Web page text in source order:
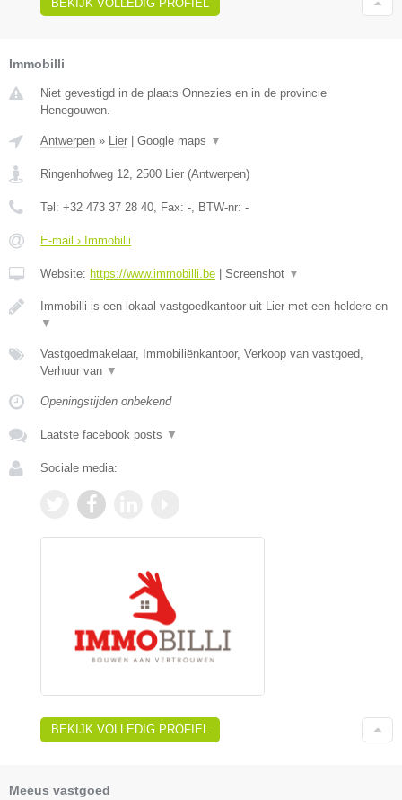
BEKIJK VOLLEDIG PROFIEL
Immobilli
Niet gevestigd in de plaats Onnezies en in de provincie
Henegouwen.
Antwerpen » Lier Google maps ▼
Ringenhofweg 12, 2500 Lier (Antwerpen)
Tel: +32 473 37 28 40, Fax: -, BTW-nr: -
E-mail › Immobilli
Website: https://www.immobilli.be Screenshot ▼
Immobilli is een lokaal vastgoedkantoor uit Lier met een heldere en
▼
Vastgoedmakelaar, Immobiliënkantoor, Verkoop van vastgoed,
Verhuur van ▼
Openingstijden onbekend
Laatste facebook posts ▼
Sociale media:
BEKIJK VOLLEDIG PROFIEL
Meeus vastgoed